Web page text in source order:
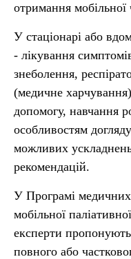
отримання мобільної
У стаціонарі або
- лікування
знеболення,
(медичне
допомогу, навчання
особливостям
можливих
рекомендацій.
У Програмі
мобільної
експерти
повного або